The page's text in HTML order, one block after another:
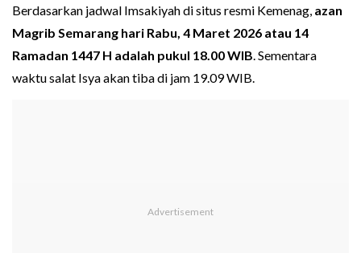
Berdasarkan jadwal Imsakiyah di situs resmi Kemenag, azan
Magrib Semarang hari Rabu, 4 Maret 2026 atau 14
Ramadan 1447 H adalah pukul 18.00 WIB . Sementara
waktu salat Isya akan tiba di jam 19.09 WIB.